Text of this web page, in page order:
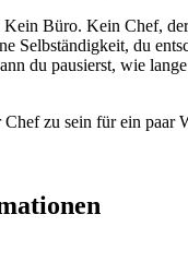
Büro. Kein Chef,
Selbständigkeit, du
du pausierst, wie
zu sein für ein paar